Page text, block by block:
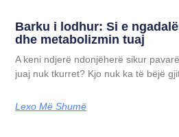
Barku i lodhur: Si e
dhe metabolizmin tuaj
A keni ndjerë ndonjëherë sikur
juaj nuk tkurret? Kjo nuk ka të bëjë
Lexo Më Shumë